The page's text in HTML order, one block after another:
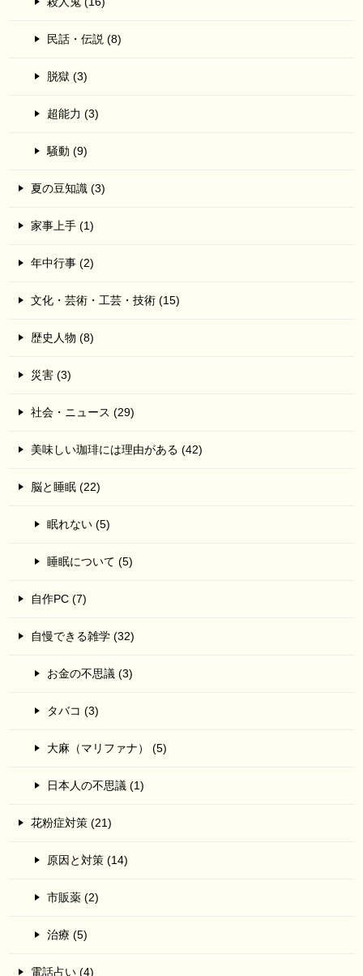
民話・伝説 (8)
脱獄 (3)
超能力 (3)
騒動 (9)
夏の豆知識 (3)
家事上手 (1)
年中行事 (2)
文化・芸術・工芸・技術 (15)
歴史人物 (8)
災害 (3)
社会・ニュース (29)
美味しい珈琲には理由がある (42)
脳と睡眠 (22)
眠れない (5)
睡眠について (5)
自作PC (7)
自慢できる雑学 (32)
お金の不思議 (3)
タバコ (3)
大麻（マリファナ） (5)
日本人の不思議 (1)
花粉症対策 (21)
原因と対策 (14)
市販薬 (2)
治療 (5)
電話占い (4)